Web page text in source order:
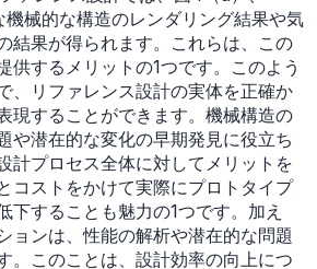
機械的な構造のレンダリング結果や気
結果が得られます。これらは、この
供するメリットの1つです。このよう
、リファレンス設計の実体を正確か
現することができます。機械構造の
や潜在的な変化の早期発見に役立ち
計プロセス全体に対してメリットを
コストをかけて実際にプロトタイプ
下することも魅力の1つです。加え
ョンは、性能の解析や潜在的な問題
。このことは、設計効率の向上につ